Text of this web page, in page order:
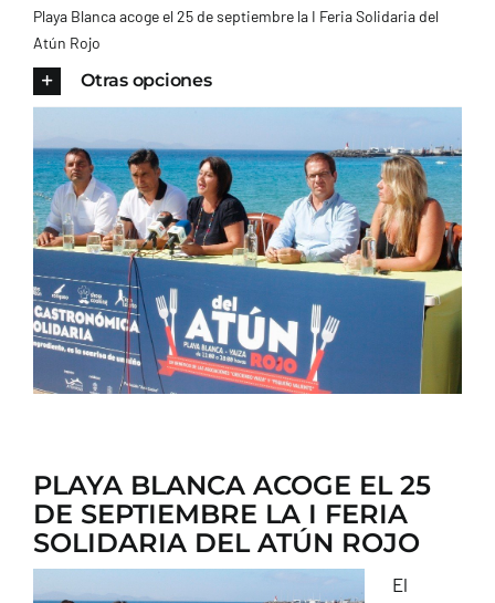
AYUNTAMIENTO
CONTACTO
Playa Blanca acoge el 25 de septiembre la I Feria Solidaria del
Atún Rojo
Otras opciones
PLAYA BLANCA ACOGE EL 25
DE SEPTIEMBRE LA I FERIA
SOLIDARIA DEL ATÚN ROJO
El